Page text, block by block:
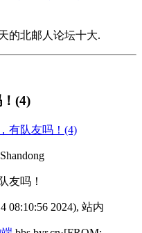
的北邮人论坛十大.
(4)
有队友吗！(4)
友吗！
08:10:56 2024), 站内